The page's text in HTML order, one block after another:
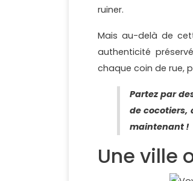
ruiner.
Mais au-delà de
authenticité
chaque coin de rue,
Partez par
de cocotiers,
maintenant !
Une ville